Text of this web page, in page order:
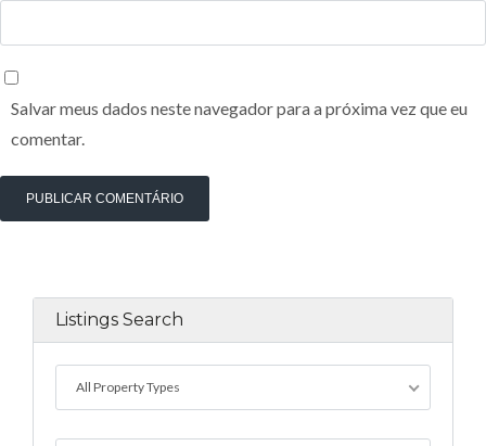
Salvar meus dados neste navegador para a próxima vez que eu
comentar.
Listings Search
All Property Types